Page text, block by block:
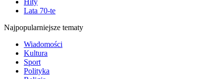
Hity
Lata 70-te
Najpopularniejsze tematy
Wiadomości
Kultura
Sport
Polityka